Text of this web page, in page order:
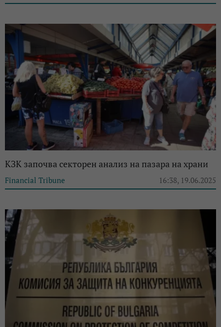
КЗК започва секторен анализ на пазара на храни
Financial Tribune 16:38, 19.06.2025